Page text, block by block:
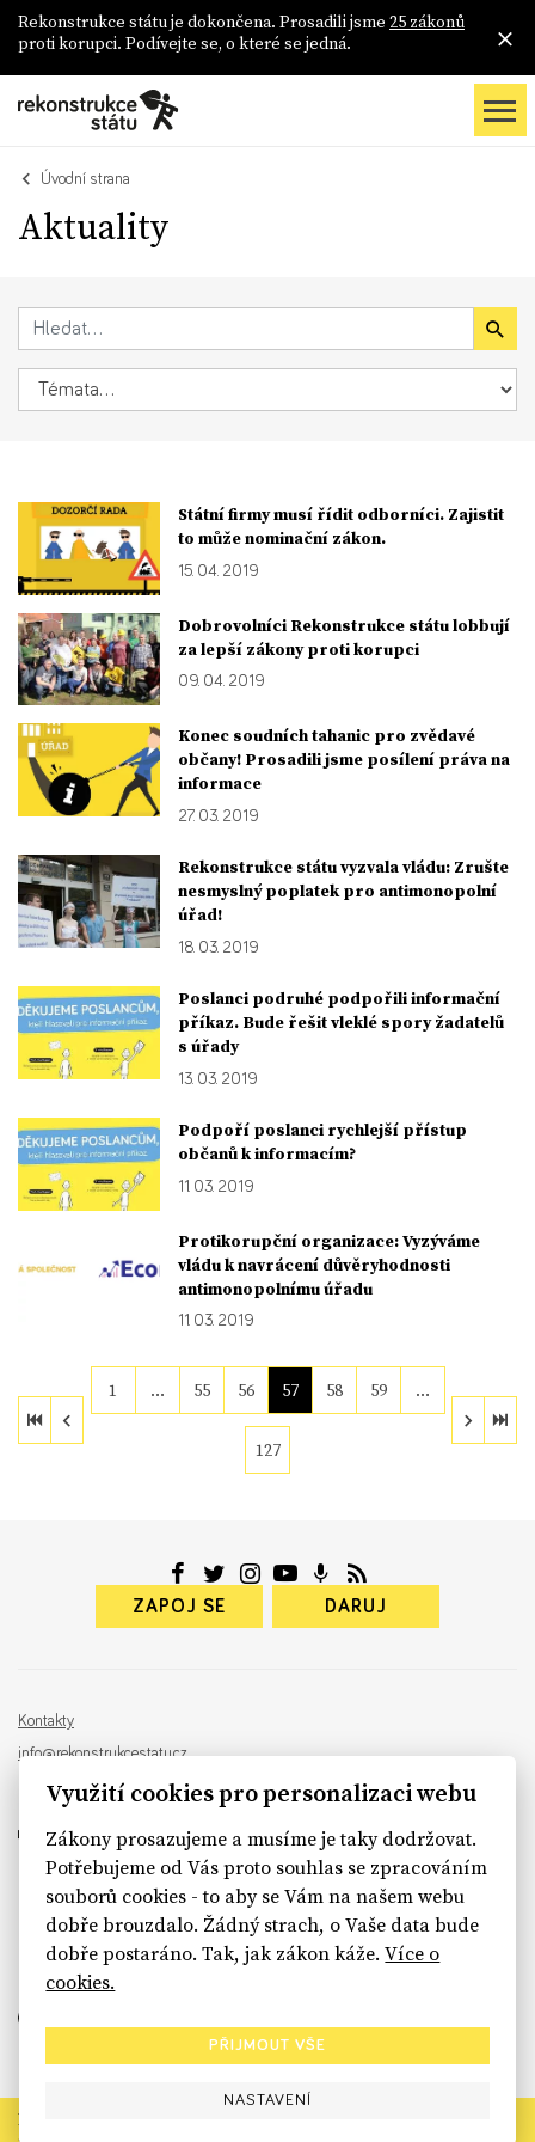
Rekonstrukce státu je dokončena. Prosadili jsme 25 zákonů
proti korupci. Podívejte se, o které se jedná.
Úvodní strana
Aktuality
Státní firmy musí řídit odborníci. Zajistit
to může nominační zákon.
15. 04. 2019
Dobrovolníci Rekonstrukce státu lobbují
za lepší zákony proti korupci
09. 04. 2019
Konec soudních tahanic pro zvědavé
občany! Prosadili jsme posílení práva na
informace
27. 03. 2019
Rekonstrukce státu vyzvala vládu: Zrušte
nesmyslný poplatek pro antimonopolní
úřad!
18. 03. 2019
Poslanci podruhé podpořili informační
příkaz. Bude řešit vleklé spory žadatelů
s úřady
13. 03. 2019
Podpoří poslanci rychlejší přístup
občanů k informacím?
11. 03. 2019
Protikorupční organizace: Vyzýváme
vládu k navrácení důvěryhodnosti
antimonopolnímu úřadu
11. 03. 2019
1 … 55 56 57 58 59 …
127
ZAPOJ SE DARUJ
Kontakty
info@rekonstrukcestatu.cz
Návrh a vývoj: Sinfin , ilustrace:
sinfin.digital
Rekonstrukce státu končí. Její členské organizace však dál
Využití cookies pro personalizaci webu
Zákony prosazujeme a musíme je taky dodržovat.
Potřebujeme od Vás proto souhlas se zpracováním
souborů cookies - to aby se Vám na našem webu
dobře brouzdalo. Žádný strach, o Vaše data bude
dobře postaráno. Tak, jak zákon káže.Více o
cookies.
PŘIJMOUT VŠE
NASTAVENÍ